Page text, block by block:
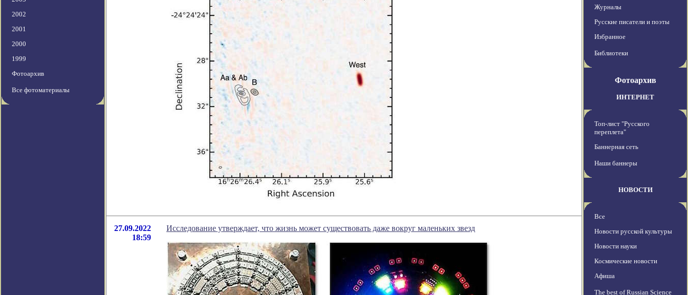
2002
2001
2000
1999
Фотоархив
Все фотоматериалы
27.09.2022
18:59
Исследование утверждает, что жизнь может существовать даже вокруг маленьких звезд
Журналы
Русские писатели и поэты
Избранное
Библиотеки
Фотоархив
ИНТЕРНЕТ
Топ-лист "Русского
переплета"
Баннерная сеть
Наши баннеры
НОВОСТИ
Все
Новости русской культуры
Новости науки
Космические новости
Афиша
The best of Russian Science